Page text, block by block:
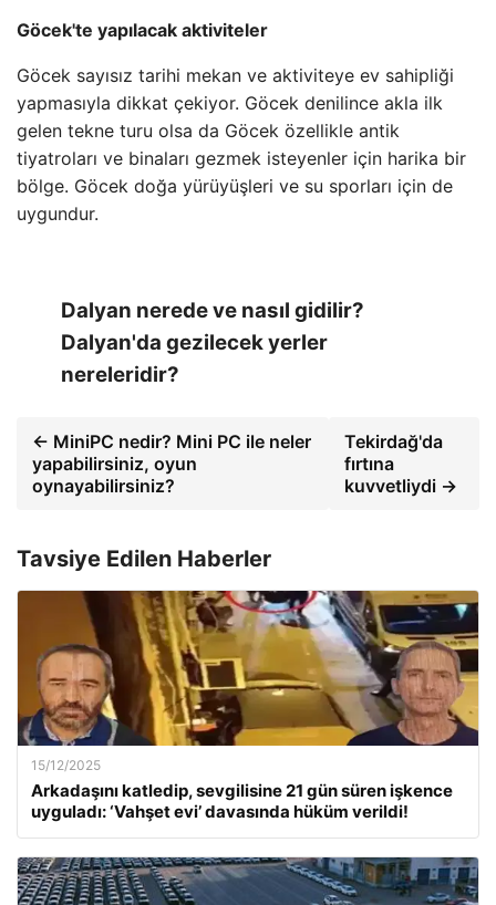
Göcek'te yapılacak aktiviteler
Göcek sayısız tarihi mekan ve aktiviteye ev sahipliği
yapmasıyla dikkat çekiyor. Göcek denilince akla ilk
gelen tekne turu olsa da Göcek özellikle antik
tiyatroları ve binaları gezmek isteyenler için harika bir
bölge. Göcek doğa yürüyüşleri ve su sporları için de
uygundur.
Dalyan nerede ve nasıl gidilir?
Dalyan'da gezilecek yerler
nereleridir?
← MiniPC nedir? Mini PC ile neler
yapabilirsiniz, oyun
oynayabilirsiniz?
Tekirdağ'da
fırtına
kuvvetliydi →
Tavsiye Edilen Haberler
15/12/2025
Arkadaşını katledip, sevgilisine 21 gün süren işkence
uyguladı: ‘Vahşet evi’ davasında hüküm verildi!